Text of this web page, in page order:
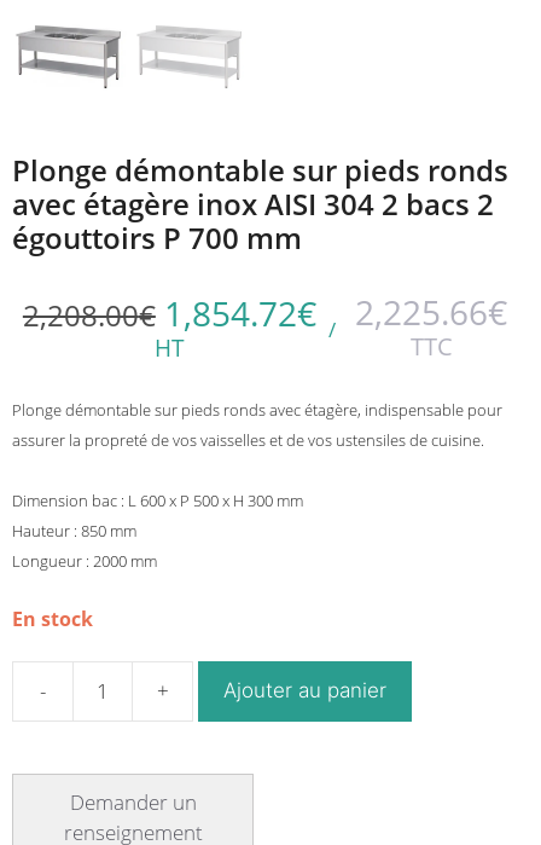
Plonge démontable sur pieds ronds
avec étagère inox AISI 304 2 bacs 2
égouttoirs P 700 mm
2,208.00€ 1,854.72€
HT
/ 2,225.66€
TTC
Plonge démontable sur pieds ronds avec étagère, indispensable pour
assurer la propreté de vos vaisselles et de vos ustensiles de cuisine.
Dimension bac : L 600 x P 500 x H 300 mm
Hauteur : 850 mm
Longueur : 2000 mm
En stock
quantité
démontable
sur
Ajouter au panier